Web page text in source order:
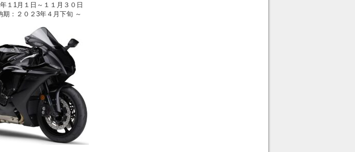
1月１日～１１月３０日
：２０２3年４月下旬 ～